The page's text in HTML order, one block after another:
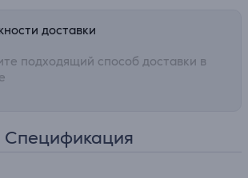
доставки
подходящий способ доставки в
Спецификация